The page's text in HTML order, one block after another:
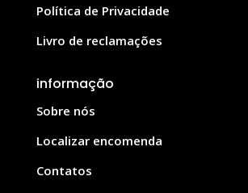
Política de Privacidade
Livro de reclamações
informação
Sobre nós
Localizar encomenda
Contatos